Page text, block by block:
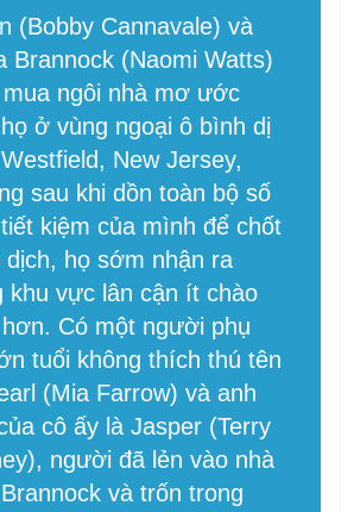
(Bobby Cannavale) và
Brannock (Naomi Watts)
ngôi nhà mơ ước
ở vùng ngoại ô bình dị
New Jersey,
sau khi dồn toàn bộ số
kiệm của mình để chốt
dịch, họ sớm nhận ra
khu vực lân cận ít chào
Có một người phụ
tuổi không thích thú tên
(Mia Farrow) và anh
cô ấy là Jasper (Terry
người đã lẻn vào nhà
và trốn trong